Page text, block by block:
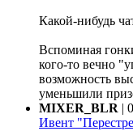
Какой-нибудь
Вспоминая
кого-то вечно
возможность
уменьшили
MIXER_BLR |
Ивент